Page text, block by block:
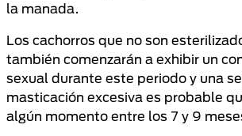
la manada.
Los cachorros que no son
también comenzarán a exhibir un
sexual durante este periodo y una
masticación excesiva es probable
algún momento entre los 7 y 9